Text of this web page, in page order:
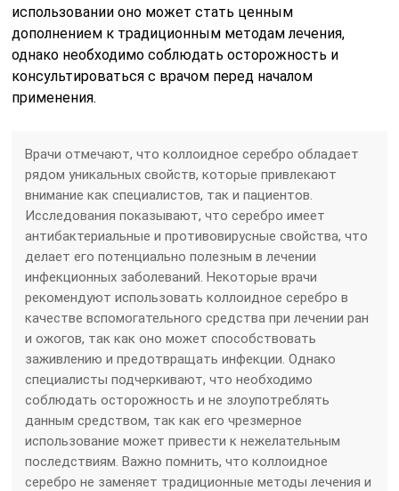
использовании оно может стать ценным
дополнением к традиционным методам лечения,
однако необходимо соблюдать осторожность и
консультироваться с врачом перед началом
применения.
Врачи отмечают, что коллоидное серебро обладает
рядом уникальных свойств, которые привлекают
внимание как специалистов, так и пациентов.
Исследования показывают, что серебро имеет
антибактериальные и противовирусные свойства, что
делает его потенциально полезным в лечении
инфекционных заболеваний. Некоторые врачи
рекомендуют использовать коллоидное серебро в
качестве вспомогательного средства при лечении ран
и ожогов, так как оно может способствовать
заживлению и предотвращать инфекции. Однако
специалисты подчеркивают, что необходимо
соблюдать осторожность и не злоупотреблять
данным средством, так как его чрезмерное
использование может привести к нежелательным
последствиям. Важно помнить, что коллоидное
серебро не заменяет традиционные методы лечения и